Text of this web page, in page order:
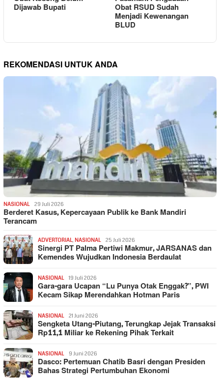
Dijawab Bupati Obat RSUD Sudah
Menjadi Kewenangan
BLUD
REKOMENDASI UNTUK ANDA
NASIONAL 29 Juli 2026
Berderet Kasus, Kepercayaan Publik ke Bank Mandiri
Terancam
ADVERTORIAL, NASIONAL 25 Juli 2026
Sinergi PT Palma Pertiwi Makmur, JARSANAS dan
Kemendes Wujudkan Indonesia Berdaulat
NASIONAL 19 Juli 2026
Gara-gara Ucapan “Lu Punya Otak Enggak?”, PWI
Kecam Sikap Merendahkan Hotman Paris
NASIONAL 21 Juni 2026
Sengketa Utang-Piutang, Terungkap Jejak Transaksi
Rp11,1 Miliar ke Rekening Pihak Terkait
NASIONAL 9 Juni 2026
Dasco: Pertemuan Chatib Basri dengan Presiden
Bahas Strategi Pertumbuhan Ekonomi